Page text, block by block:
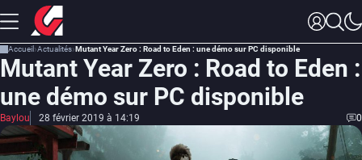
Accueil Actualités Mutant Year Zero : Road to Eden : une démo sur PC disponible
Mutant Year Zero : Road to Eden :
une démo sur PC disponible
Baylou 28 février 2019 à 14:19 0